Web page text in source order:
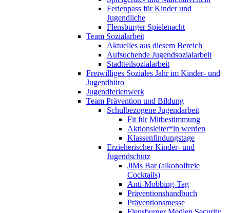
Ferienpass für Kinder und
Jugendliche
Flensburger Spielenacht
Team Sozialarbeit
Aktuelles aus diesem Bereich
Aufsuchende Jugendsozialarbeit
Stadtteilsozialarbeit
Freiwilliges Soziales Jahr im Kinder- und
Jugendbüro
Jugendferienwerk
Team Prävention und Bildung
Schulbezogene Jugendarbeit
Fit für Mitbestimmung
Aktionsleiter*in werden
Klassenfindungstage
Erzieherischer Kinder- und
Jugendschutz
JiMs Bar (alkoholfreie
Cocktails)
Anti-Mobbing-Tag
Präventionshandbuch
Präventionsmesse